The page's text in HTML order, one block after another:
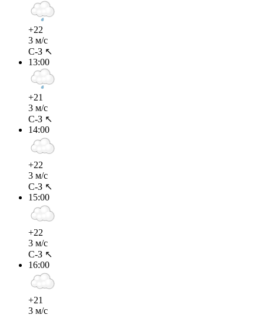
+22
3 м/с
С-З ↖
13:00
+21
3 м/с
С-З ↖
14:00
+22
3 м/с
С-З ↖
15:00
+22
3 м/с
С-З ↖
16:00
+21
3 м/с